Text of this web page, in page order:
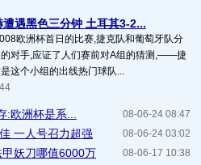
遭遇黑色三分钟 土耳其3-2...
欧洲杯首日的比赛,捷克队和葡萄牙队分
对手,应证了人们赛前对A组的猜测,——捷
这个小组的出线热门球队...
08-06-24 08:47
:欧洲杯是系...
08-06-24 03:02
一人号召力超强
08-06-17 10:38
妖刀哪值6000万